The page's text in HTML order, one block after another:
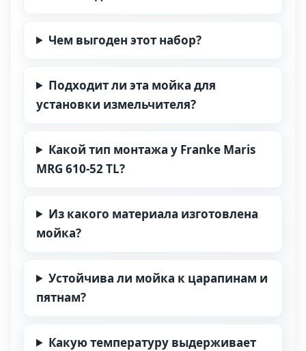
Чем выгоден этот набор?
Подходит ли эта мойка для
установки измельчителя?
Какой тип монтажа у Franke Maris
MRG 610-52 TL?
Из какого материала изготовлена
мойка?
Устойчива ли мойка к царапинам и
пятнам?
Какую температуру выдерживает